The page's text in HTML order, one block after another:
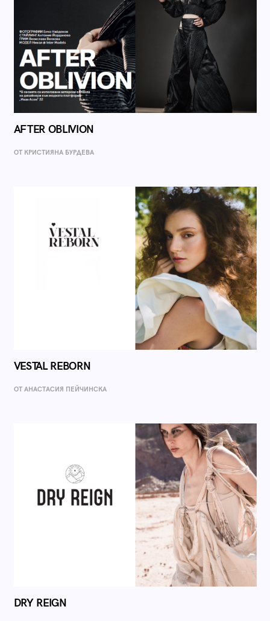
AFTER OBLIVION
ОТ КРИСТИЯНА БУРДЕВА
VESTAL REBORN
ОТ AНАСТАСИЯ ПЕЙЧИНСКА
DRY REIGN